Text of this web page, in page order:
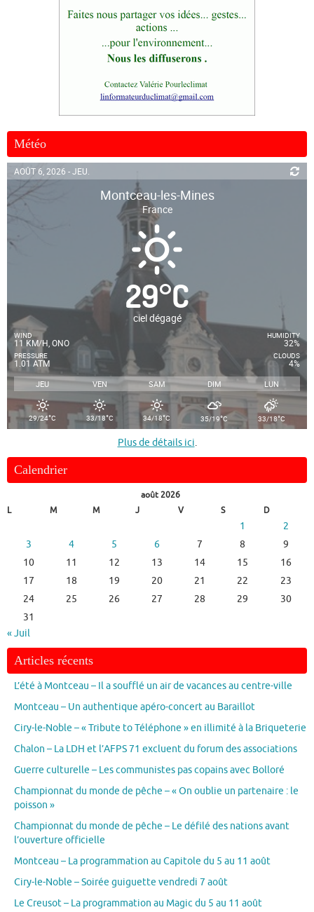
Météo
AOÛT 6, 2026 - JEU.
Montceau-les-Mines
France
29°C
ciel dégagé
WIND
11 KM/H, ONO
PRESSURE
1.01 ATM
HUMIDITY
32%
CLOUDS
4%
JEU VEN SAM DIM LUN
29/24°C 33/18°C 34/18°C 35/19°C 33/18°C
Plus de détails ici.
Calendrier
août 2026
L
M M J V S D
1
2
3
4 5 6 7 8
9
10
11 12 13 14 15
16
17
18 19 20 21 22
23
24
25 26 27 28 29
30
31
« Juil
Articles récents
L’été à Montceau – Il a soufflé un air de vacances au centre-ville
Montceau – Un authentique apéro-concert au Baraillot
Ciry-le-Noble – « Tribute to Téléphone » en illimité à la Briqueterie
Chalon – La LDH et l’AFPS 71 excluent du forum des associations
Guerre culturelle – Les communistes pas copains avec Bolloré
Championnat du monde de pêche – « On oublie un partenaire : le
poisson »
Championnat du monde de pêche – Le défilé des nations avant
l’ouverture officielle
Montceau – La programmation au Capitole du 5 au 11 août
Ciry-le-Noble – Soirée guiguette vendredi 7 août
Le Creusot – La programmation au Magic du 5 au 11 août